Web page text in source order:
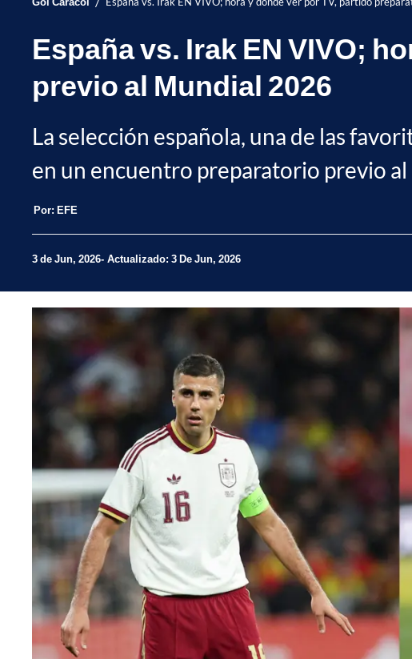
España vs. Irak EN VIVO;
previo al Mundial 2026
La selección española, una de las
en un encuentro preparatorio previo
Por: EFE
3 de Jun, 2026 Actualizado: 3 De Jun, 2026